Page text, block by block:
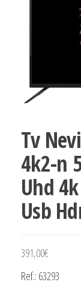
Tv
4k2-n
Uhd
Usb
391,00€
Ref.: 63293